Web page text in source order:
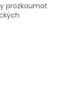
prozkoumat